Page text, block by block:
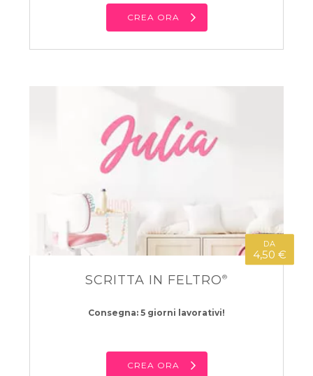
CREA ORA
DA
4,50 €
SCRITTA IN FELTRO®
Consegna: 5 giorni lavorativi!
CREA ORA